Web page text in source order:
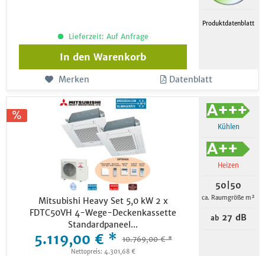
Produktdatenblatt
Lieferzeit: Auf Anfrage
In den Warenkorb
Merken Datenblatt
Mitsubishi Heavy Set 5,0 kW 2 x
FDTC50VH 4-Wege-Deckenkassette
Standardpaneel...
5.119,00 € * 10.769,00 € *
Nettopreis: 4.301,68 €
Kühlen
Heizen
50|50
ca. Raumgröße m²
ab27 dB